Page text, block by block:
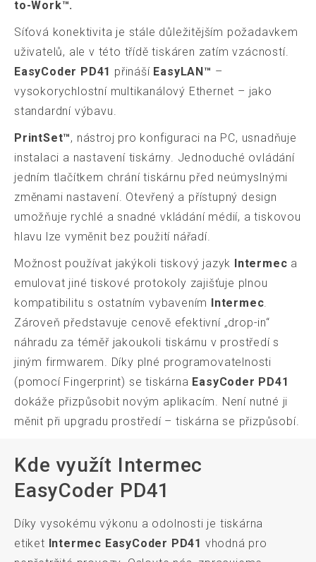
to-Work™.
Síťová konektivita je stále důležitějším požadavkem
uživatelů, ale v této třídě tiskáren zatím vzácností.
EasyCoder PD41 přináší EasyLAN™ –
vysokorychlostní multikanálový Ethernet – jako
standardní výbavu.
PrintSet™, nástroj pro konfiguraci na PC, usnadňuje
instalaci a nastavení tiskárny. Jednoduché ovládání
jedním tlačítkem chrání tiskárnu před neúmyslnými
změnami nastavení. Otevřený a přístupný design
umožňuje rychlé a snadné vkládání médií, a tiskovou
hlavu lze vyměnit bez použití nářadí.
Možnost používat jakýkoli tiskový jazyk Intermec a
emulovat jiné tiskové protokoly zajišťuje plnou
kompatibilitu s ostatním vybavením Intermec.
Zároveň představuje cenově efektivní „drop-in“
náhradu za téměř jakoukoli tiskárnu v prostředí s
jiným firmwarem. Díky plné programovatelnosti
(pomocí Fingerprint) se tiskárna EasyCoder PD41
dokáže přizpůsobit novým aplikacím. Není nutné ji
měnit při upgradu prostředí – tiskárna se přizpůsobí.
Kde využít Intermec
EasyCoder PD41
Díky vysokému výkonu a odolnosti je tiskárna
etiket Intermec EasyCoder PD41 vhodná pro